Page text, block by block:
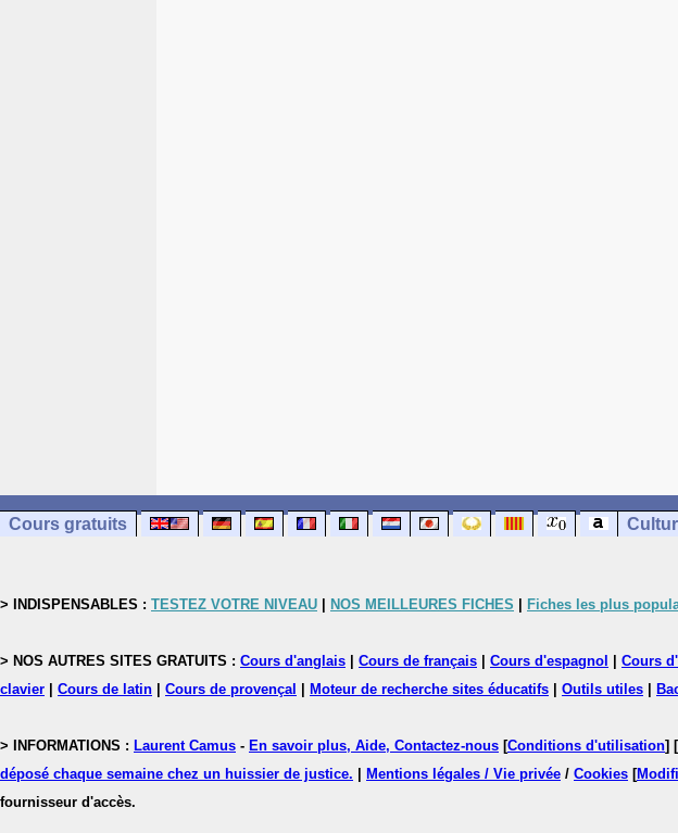
Cours gratuits
> INDISPENSABLES : TESTEZ VOTRE NIVEAU NOS MEILLEURES FICHES Fiches les plus
> NOS AUTRES SITES GRATUITS : Cours d'anglais Cours de français Cours d'espagnol Cours
clavier
Cours de latin Cours de provençal Moteur de recherche sites éducatifs Outils utiles
> INFORMATIONS : Laurent Camus - En savoir plus, Aide, Contactez-nous [Conditions d'utilisation] [
déposé chaque semaine chez un huissier de justice.
Mentions légales / Vie privée / Cookies [
fournisseur d'accès.